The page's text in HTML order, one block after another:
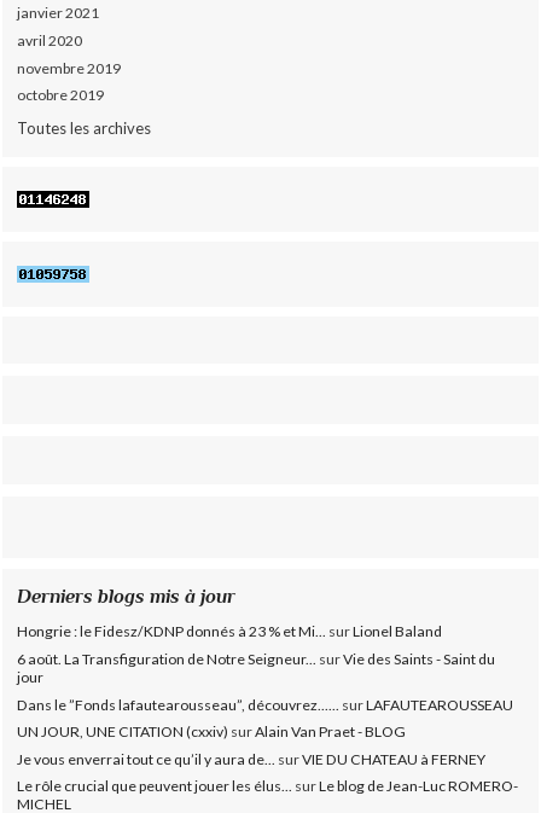
janvier 2021
avril 2020
novembre 2019
octobre 2019
Toutes les archives
Derniers blogs mis à jour
Hongrie : le Fidesz/KDNP donnés à 23 % et Mi... surLionel Baland
6 août. La Transfiguration de Notre Seigneur... surVie des Saints - Saint du
jour
Dans le ”Fonds lafautearousseau”, découvrez......
surLAFAUTEAROUSSEAU
UN JOUR, UNE CITATION (cxxiv) surAlain Van Praet - BLOG
Je vous enverrai tout ce qu’il y aura de...
surVIE DU CHATEAU à FERNEY
Le rôle crucial que peuvent jouer les élus... surLe blog de Jean-Luc ROMERO-
MICHEL